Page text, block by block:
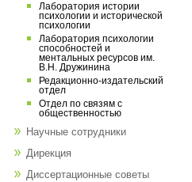
Лаборатория истории
психологии и исторической
психологии
Лаборатория психологии
способностей и
ментальных ресурсов им.
В.Н. Дружинина
Редакционно-издательский
отдел
Отдел по связям с
общественностью
Научные сотрудники
Дирекция
Диссертационные советы